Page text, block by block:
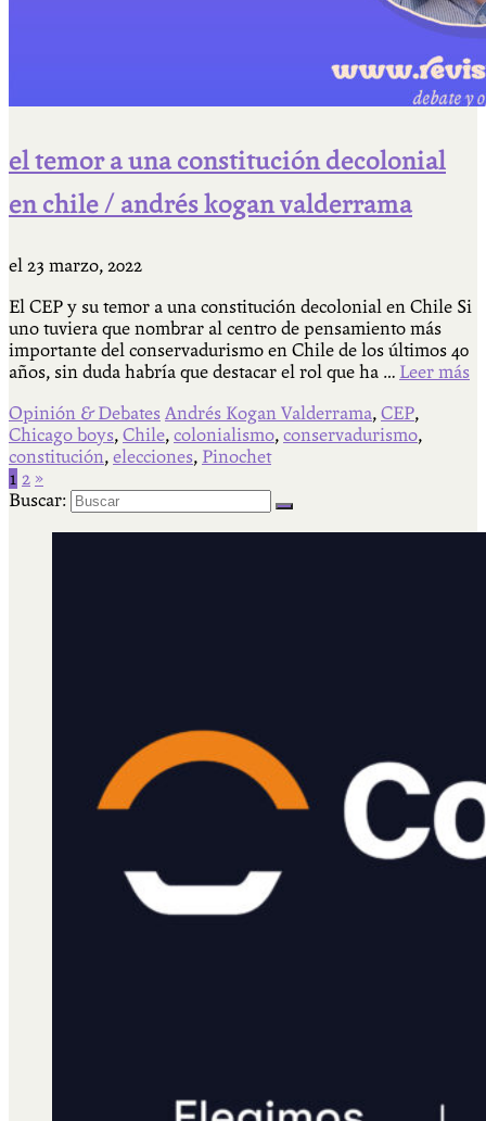
el temor a una constitución decolonial
en chile / andrés kogan valderrama
el 23 marzo, 2022
El CEP y su temor a una constitución decolonial en Chile Si
uno tuviera que nombrar al centro de pensamiento más
importante del conservadurismo en Chile de los últimos 40
años, sin duda habría que destacar el rol que ha … Leer más
Opinión & Debates Andrés Kogan Valderrama, CEP,
Chicago boys, Chile, colonialismo, conservadurismo,
constitución, elecciones, Pinochet
1 2 »
Buscar: